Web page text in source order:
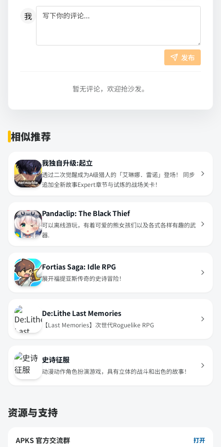
我
发布
暂无评论，欢迎抢沙发。
相似推荐
我独自升级:起立
透过二次觉醒成为A级猎人的「艾琳娜．雷诺」登场！ 同步
追加全新故事Expert章节与试炼的战场关卡！
Pandaclip: The Black Thief
可以离线游玩，有着可爱的熊女孩们以及各式各样有趣的武
器.
Fortias Saga: Idle RPG
展开福提亚斯传奇的史诗冒险！
De:Lithe Last Memories
【Last Memories】次世代Roguelike RPG
史诗征服
动漫动作角色扮演游戏，具有立体的战斗和出色的故事！
资源与支持
APKS 官方交流群 打开